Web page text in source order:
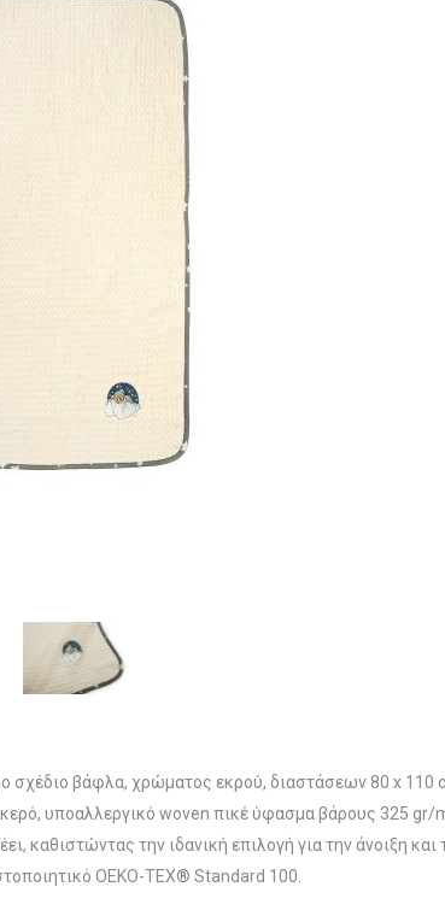
σχέδιο βάφλα, χρώματος εκρού, διαστάσεων 80 x
υποαλλεργικό woven πικέ ύφασμα βάρους 325 gr/
καθιστώντας την ιδανική επιλογή για την άνοιξη
OEKO-TEX® Standard 100.